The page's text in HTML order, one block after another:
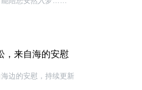
，来自海的安慰
边的安慰，持续更新